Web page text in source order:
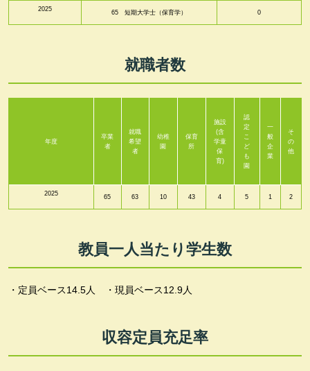
2025 65 短期大学士（保育学） 0
就職者数
年度
卒業
者
就職
希望
者
幼稚
園
保育
所
施設
(含
学童
保
育)
認
定
こ
ど
も
園
一
般
企
業
そ
の
他
2025 65 63 10 43 4 5 1 2
教員一人当たり学生数
・定員ベース14.5人 ・現員ベース12.9人
収容定員充足率